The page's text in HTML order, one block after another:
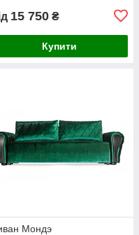
15 750 ₴
Купити
Мондэ